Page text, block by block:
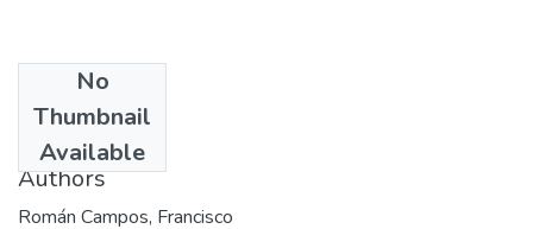
No
Thumbnail
Available
2002
Authors
Román Campos, Francisco